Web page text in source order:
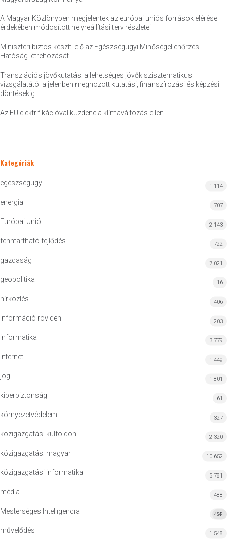
A Magyar Közlönyben megjelentek az európai uniós források elérése
érdekében módosított helyreállítási terv részletei
Miniszteri biztos készíti elő az Egészségügyi Minőségellenőrzési
Hatóság létrehozását
Transzlációs jövőkutatás: a lehetséges jövők szisztematikus
vizsgálatától a jelenben meghozott kutatási, finanszírozási és képzési
döntésekig
Az EU elektrifikációval küzdene a klímaváltozás ellen
Kategóriák
egészségügy 1 114
energia 707
Európai Unió 2 143
fenntartható fejlődés 722
gazdaság 7 021
geopolitika 16
hírközlés 406
információ röviden 203
informatika 3 779
Internet 1 449
jog 1 801
kiberbiztonság 61
környezetvédelem 327
közigazgatás: külföldön 2 320
közigazgatás: magyar 10 652
közigazgatási informatika 5 781
média 488
Mesterséges Intelligencia MI
422
művelődés 1 548